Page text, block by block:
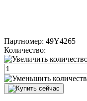
Партномер: 49Y4265
Количество: